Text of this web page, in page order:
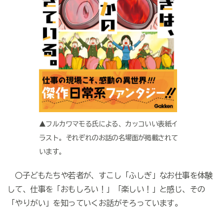
▲フルカワマモる氏による、カッコいい表紙イ
ラスト。それぞれのお話の名場面が掲載されて
います。
〇子どもたちや若者が、すこし「ふしぎ」なお仕事を体験
して、仕事を「おもしろい！」「楽しい！」と感じ、その
「やりがい」を知っていくお話がそろっています。